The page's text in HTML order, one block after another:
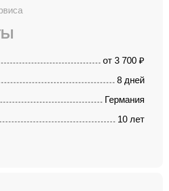
от 3 700 ₽
8 дней
Германия
10 лет